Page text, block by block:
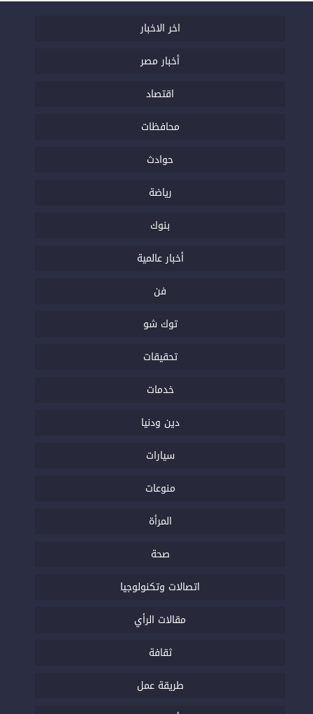
اخر الاخبار
أخبار مصر
اقتصاد
محافظات
حوادث
رياضة
بنوك
أخبار عالمية
فن
توك شو
تحقيقات
خدمات
دين ودنيا
سيارات
منوعات
المرأة
صحة
اتصالات وتكنولوجيا
مقالات الرأي
ثقافة
طريقة عمل